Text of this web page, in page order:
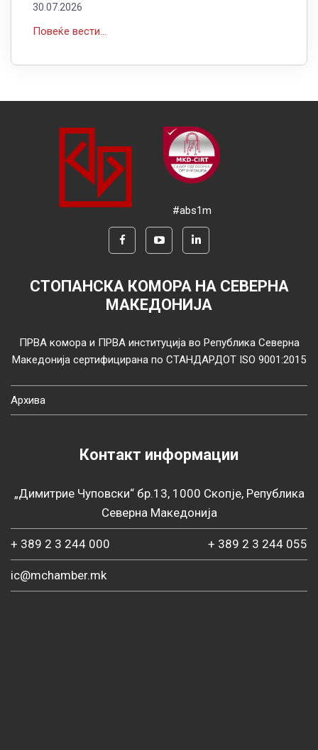
30.07.2026
Повеќе вести...
#abs1m
СТОПАНСКА КОМОРА НА СЕВЕРНА
МАКЕДОНИЈА
ПРВА комора и ПРВА институција во Република Северна
Македонија сертифицирана по СТАНДАРДОТ ISO 9001:2015
Архива
Контакт информации
„Димитрие Чуповски“ бр.13, 1000 Скопје, Република
Северна Македонија
+ 389 2 3 244 000 + 389 2 3 244 055
ic@mchamber.mk